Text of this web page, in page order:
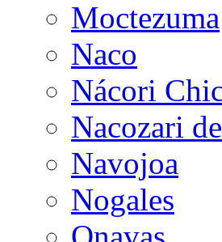
Moctezuma
Naco
Nácori
Nacozari
Navojoa
Nogales